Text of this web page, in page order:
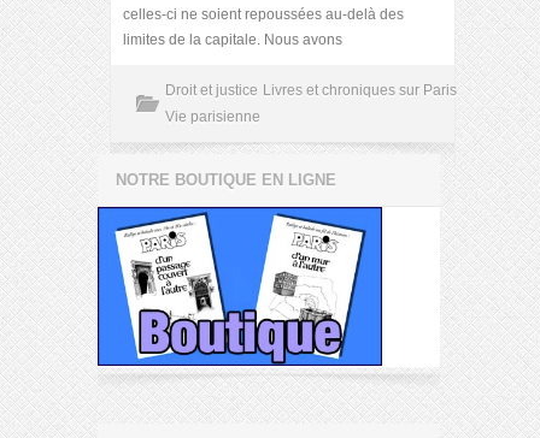
celles-ci ne soient repoussées au-delà des
limites de la capitale. Nous avons
Droit et justice Livres et chroniques sur Paris
Vie parisienne
NOTRE BOUTIQUE EN LIGNE